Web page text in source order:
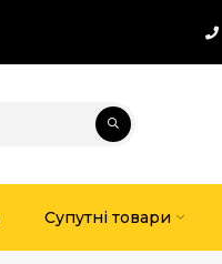
Супутні товари